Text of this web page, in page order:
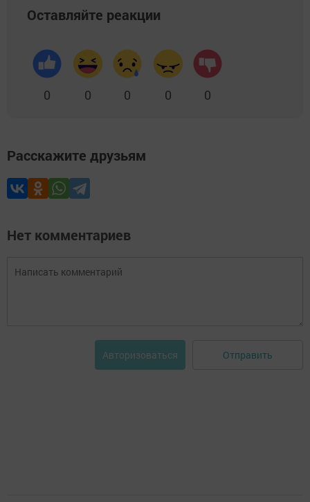
Оставляйте реакции
0 0 0 0 0
Расскажите друзьям
Нет комментариев
Авторизоваться Отправить